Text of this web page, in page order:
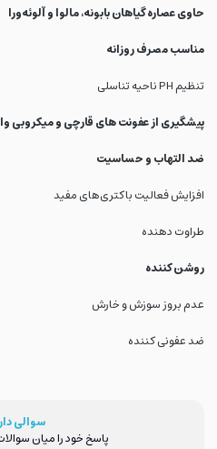
حاوی عصاره گیاهان بابونه، مالوا و آلوئه‌ورا
مناسب مصرف روزانه
تنظیم PH ناحیه تناسلی
پیشگیری از عفونت های قارچی و میکروبی
ضد التهاب و حساسیت
افزایش فعالیت باکتری‌های مفید
طراوت دهنده
روشن کننده
عدم بروز سوزش و خارش
ضد عفونی کننده
سوالی
پاسخ خود را میان